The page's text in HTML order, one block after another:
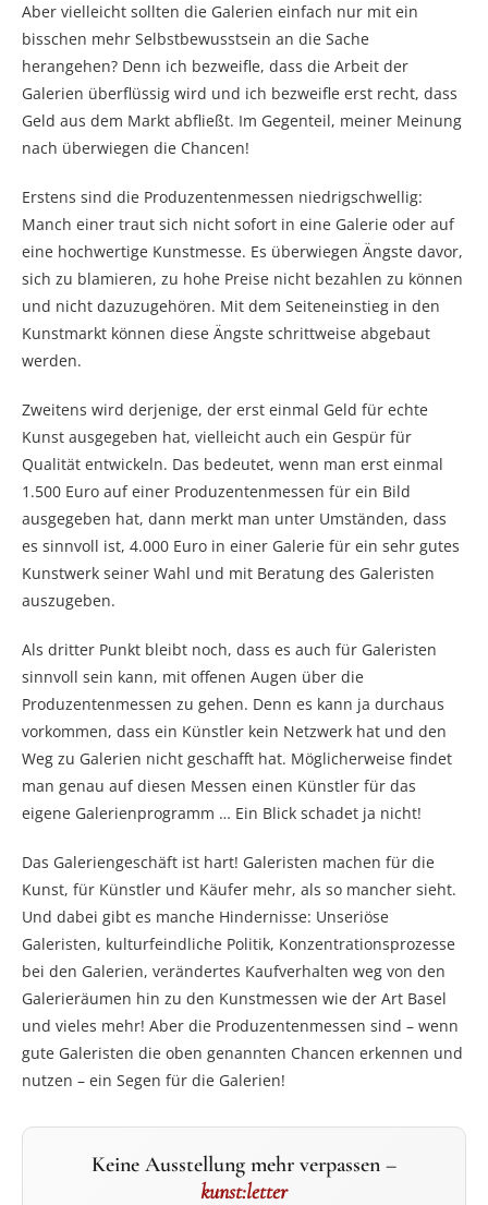
Aber vielleicht sollten die Galerien einfach nur mit ein
bisschen mehr Selbstbewusstsein an die Sache
herangehen? Denn ich bezweifle, dass die Arbeit der
Galerien überflüssig wird und ich bezweifle erst recht, dass
Geld aus dem Markt abfließt. Im Gegenteil, meiner Meinung
nach überwiegen die Chancen!
Erstens sind die Produzentenmessen niedrigschwellig:
Manch einer traut sich nicht sofort in eine Galerie oder auf
eine hochwertige Kunstmesse. Es überwiegen Ängste davor,
sich zu blamieren, zu hohe Preise nicht bezahlen zu können
und nicht dazuzugehören. Mit dem Seiteneinstieg in den
Kunstmarkt können diese Ängste schrittweise abgebaut
werden.
Zweitens wird derjenige, der erst einmal Geld für echte
Kunst ausgegeben hat, vielleicht auch ein Gespür für
Qualität entwickeln. Das bedeutet, wenn man erst einmal
1.500 Euro auf einer Produzentenmessen für ein Bild
ausgegeben hat, dann merkt man unter Umständen, dass
es sinnvoll ist, 4.000 Euro in einer Galerie für ein sehr gutes
Kunstwerk seiner Wahl und mit Beratung des Galeristen
auszugeben.
Als dritter Punkt bleibt noch, dass es auch für Galeristen
sinnvoll sein kann, mit offenen Augen über die
Produzentenmessen zu gehen. Denn es kann ja durchaus
vorkommen, dass ein Künstler kein Netzwerk hat und den
Weg zu Galerien nicht geschafft hat. Möglicherweise findet
man genau auf diesen Messen einen Künstler für das
eigene Galerienprogramm … Ein Blick schadet ja nicht!
Das Galeriengeschäft ist hart! Galeristen machen für die
Kunst, für Künstler und Käufer mehr, als so mancher sieht.
Und dabei gibt es manche Hindernisse: Unseriöse
Galeristen, kulturfeindliche Politik, Konzentrationsprozesse
bei den Galerien, verändertes Kaufverhalten weg von den
Galerieräumen hin zu den Kunstmessen wie der Art Basel
und vieles mehr! Aber die Produzentenmessen sind – wenn
gute Galeristen die oben genannten Chancen erkennen und
nutzen – ein Segen für die Galerien!
Keine Ausstellung mehr verpassen –
kunst:letter